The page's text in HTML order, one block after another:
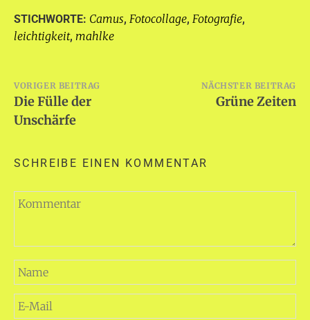
STICHWORTE: Camus, Fotocollage, Fotografie,
leichtigkeit, mahlke
Beitragsnavigation
VORIGER BEITRAG
Die Fülle der
Unschärfe
NÄCHSTER BEITRAG
Grüne Zeiten
SCHREIBE EINEN KOMMENTAR